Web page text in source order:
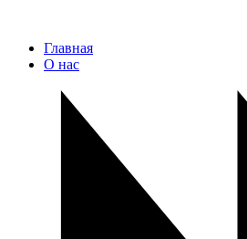
Главная
О нас